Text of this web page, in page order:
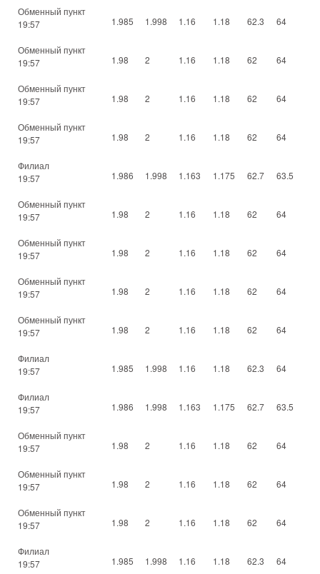
Обменный пункт
19:57
1.985 1.998 1.16 1.18 62.3 64
Обменный пункт
19:57
1.98 2 1.16 1.18 62 64
Обменный пункт
19:57
1.98 2 1.16 1.18 62 64
Обменный пункт
19:57
1.98 2 1.16 1.18 62 64
Филиал
19:57
1.986 1.998 1.163 1.175 62.7 63.5
Обменный пункт
19:57
1.98 2 1.16 1.18 62 64
Обменный пункт
19:57
1.98 2 1.16 1.18 62 64
Обменный пункт
19:57
1.98 2 1.16 1.18 62 64
Обменный пункт
19:57
1.98 2 1.16 1.18 62 64
Филиал
19:57
1.985 1.998 1.16 1.18 62.3 64
Филиал
19:57
1.986 1.998 1.163 1.175 62.7 63.5
Обменный пункт
19:57
1.98 2 1.16 1.18 62 64
Обменный пункт
19:57
1.98 2 1.16 1.18 62 64
Обменный пункт
19:57
1.98 2 1.16 1.18 62 64
Филиал
19:57
1.985 1.998 1.16 1.18 62.3 64